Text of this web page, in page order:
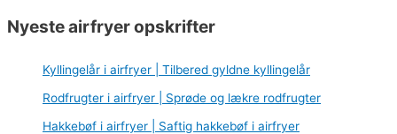
Nyeste airfryer opskrifter
Kyllingelår i airfryer | Tilbered gyldne kyllingelår
Rodfrugter i airfryer | Sprøde og lækre rodfrugter
Hakkebøf i airfryer | Saftig hakkebøf i airfryer